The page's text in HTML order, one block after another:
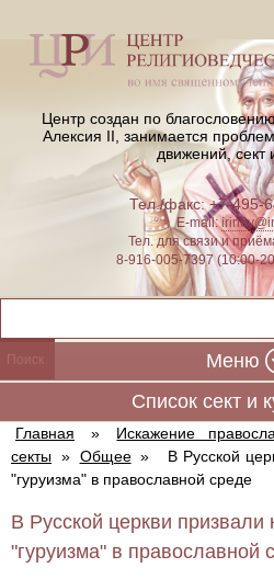
Центр создан по
Алексия II, занимается
движений, сект
Тел./факс: +7-
E-mail:
Тел. для связи и
8-916-005-7397 (10:00-
Меню
Cписок сект и
Главная »
Искажение
секты » Общее »
В Русской
"гуруизма" в православной среде
В Русской церкви призвали
"гуруизма" в православной